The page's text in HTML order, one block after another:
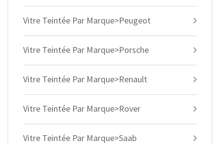
Vitre Teintée Par Marque>Peugeot
Vitre Teintée Par Marque>Porsche
Vitre Teintée Par Marque>Renault
Vitre Teintée Par Marque>Rover
Vitre Teintée Par Marque>Saab